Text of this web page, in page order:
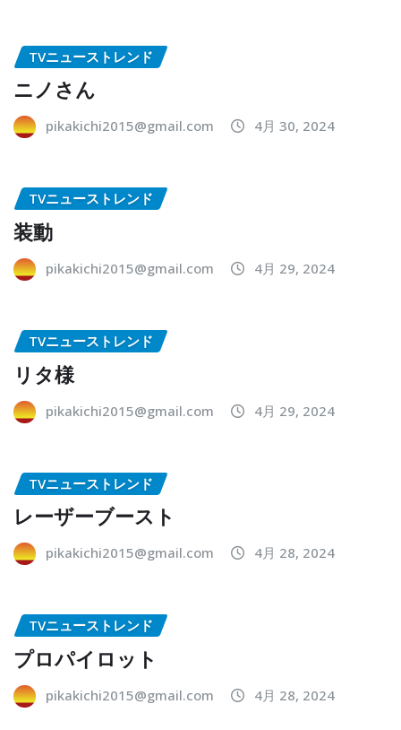
TVニューストレンド
ニノさん
pikakichi2015@gmail.com 4月 30, 2024
TVニューストレンド
装動
pikakichi2015@gmail.com 4月 29, 2024
TVニューストレンド
リタ様
pikakichi2015@gmail.com 4月 29, 2024
TVニューストレンド
レーザーブースト
pikakichi2015@gmail.com 4月 28, 2024
TVニューストレンド
プロパイロット
pikakichi2015@gmail.com 4月 28, 2024